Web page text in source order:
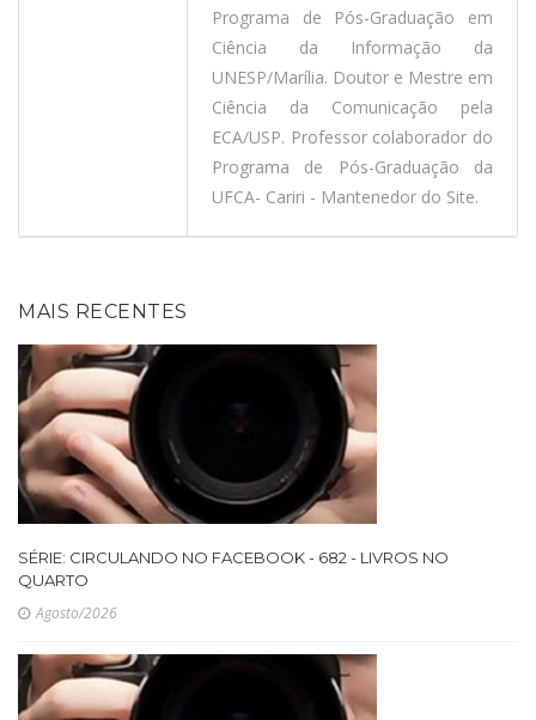
Programa de Pós-Graduação em
Ciência da Informação da
UNESP/Marília. Doutor e Mestre em
Ciência da Comunicação pela
ECA/USP. Professor colaborador do
Programa de Pós-Graduação da
UFCA- Cariri - Mantenedor do Site.
MAIS RECENTES
SÉRIE: CIRCULANDO NO FACEBOOK - 682 - LIVROS NO
QUARTO
Agosto/2026